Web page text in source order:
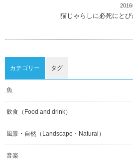
2016
猫じゃらしに必死にと
カテゴリー タグ
魚
飲食（Food and drink）
風景・自然（Landscape・Natural）
音楽